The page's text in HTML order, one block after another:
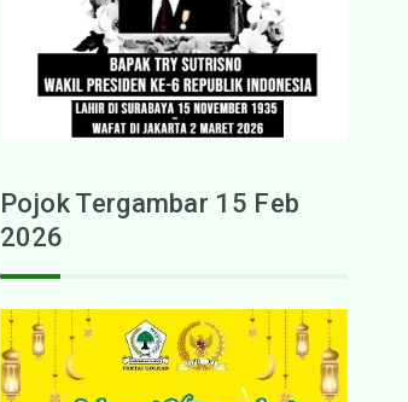
Pojok Tergambar 15 Feb
2026